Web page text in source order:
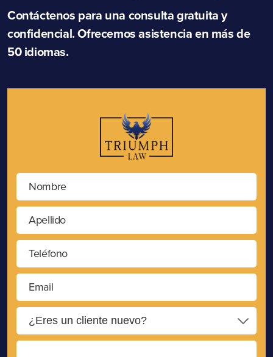
Contáctenos para una consulta gratuita y
confidencial. Ofrecemos asistencia en más de
50 idiomas.